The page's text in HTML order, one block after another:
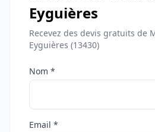
Eyguières
Recevez des devis gratuits de
Eyguières (13430)
Nom *
Email *